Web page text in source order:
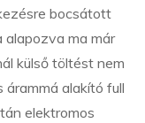
bocsátott
alapozva ma már
külső töltést nem
alakító full
elektromos